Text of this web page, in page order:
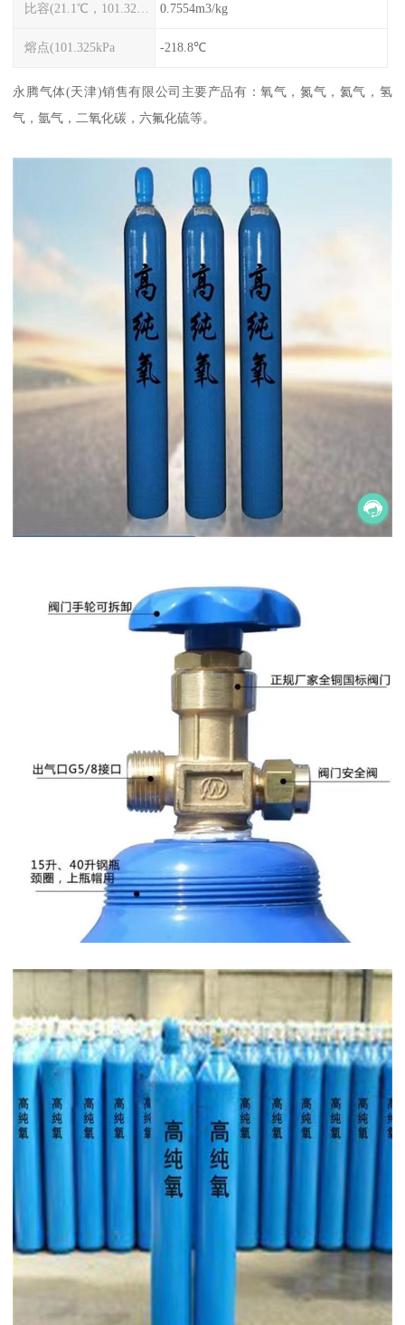
0.7554m3/kg
熔点(101.325kPa -218.8℃
永腾气体(天津)销售有限公司主要产品有：氧气，氮气，氦气，氢
气，氩气，二氧化碳，六氟化硫等。